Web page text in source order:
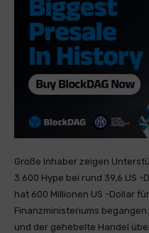
Große Inhaber zeigen
3.600 Hype bei rund 39,6 US -
hat 600 Millionen US -Dollar
Finanzministeriums
und der gehebelte Handel